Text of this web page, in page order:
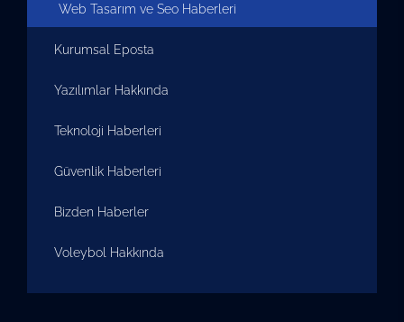
Web Tasarım ve Seo Haberleri
Kurumsal Eposta
Yazılımlar Hakkında
Teknoloji Haberleri
Güvenlik Haberleri
Bizden Haberler
Voleybol Hakkında